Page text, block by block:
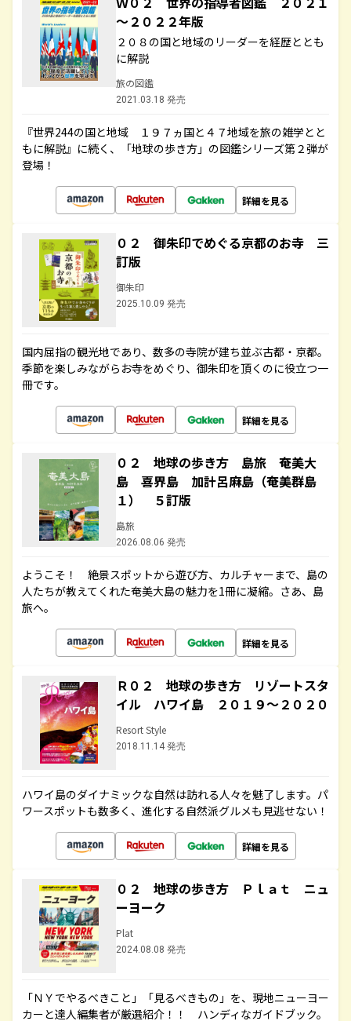
～２０２２年版
２０８の国と地域のリーダーを経歴ととも
に解説
旅の図鑑
2021.03.18 発売
『世界244の国と地域 １９７ヵ国と４７地域を旅の雑学とと
もに解説』に続く、「地球の歩き方」の図鑑シリーズ第２弾が
登場！
詳細を見る
０２ 御朱印でめぐる京都のお寺 三
訂版
御朱印
2025.10.09 発売
国内屈指の観光地であり、数多の寺院が建ち並ぶ古都・京都。
季節を楽しみながらお寺をめぐり、御朱印を頂くのに役立つ一
冊です。
詳細を見る
０２ 地球の歩き方 島旅 奄美大
島 喜界島 加計呂麻島（奄美群島
１） ５訂版
島旅
2026.08.06 発売
ようこそ！ 絶景スポットから遊び方、カルチャーまで、島の
人たちが教えてくれた奄美大島の魅力を1冊に凝縮。さあ、島
旅へ。
詳細を見る
Ｒ０２ 地球の歩き方 リゾートスタ
イル ハワイ島 ２０１９～２０２０
Resort Style
2018.11.14 発売
ハワイ島のダイナミックな自然は訪れる人々を魅了します。パ
ワースポットも数多く、進化する自然派グルメも見逃せない！
詳細を見る
０２ 地球の歩き方 Ｐｌａｔ ニュ
ーヨーク
Plat
2024.08.08 発売
「ＮＹでやるべきこと」「見るべきもの」を、現地ニューヨー
カーと達人編集者が厳選紹介！！ ハンディなガイドブック。